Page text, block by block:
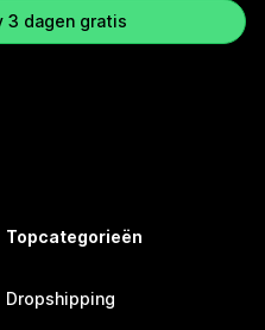
3 dagen gratis
Topcategorieën
Dropshipping